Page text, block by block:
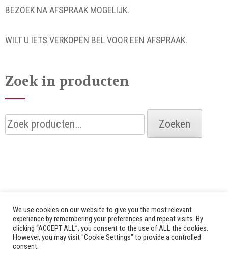
BEZOEK NA AFSPRAAK MOGELIJK.
WILT U IETS VERKOPEN BEL VOOR EEN AFSPRAAK.
Zoek in producten
Zoeken
naar:
Zoeken
© 2026 Alle rechten voorbehouden door Bredenhof |
We use cookies on our website to give you the most relevant
experience by remembering your preferences and repeat visits. By
clicking “ACCEPT ALL”, you consent to the use of ALL the cookies.
However, you may visit "Cookie Settings" to provide a controlled
consent.